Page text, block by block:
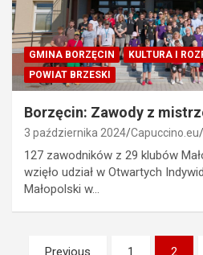
GMINA BORZĘCIN
KULTURA I
POWIAT BRZESKI
Borzęcin: Zawody z
3 października 2024 Capuccino.eu
127 zawodników z 29 klubów
wzięło udział w Otwartych
Małopolski w…
Stronicowanie
Previous 1 2